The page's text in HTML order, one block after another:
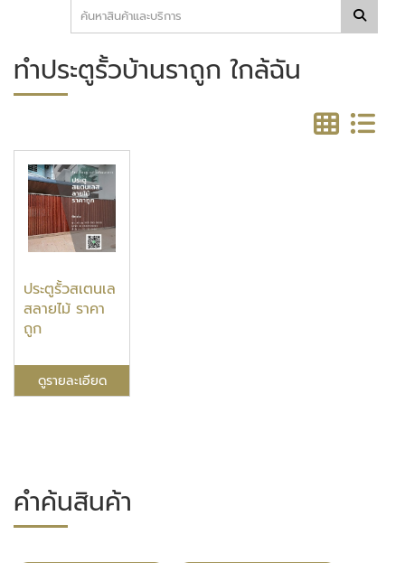
ทำประตูรั้วบ้านราถูก ใกล้ฉัน
ประตูรั้วสเตนเล
สลายไม้ ราคา
ถูก
ดูรายละเอียด
คำค้นสินค้า